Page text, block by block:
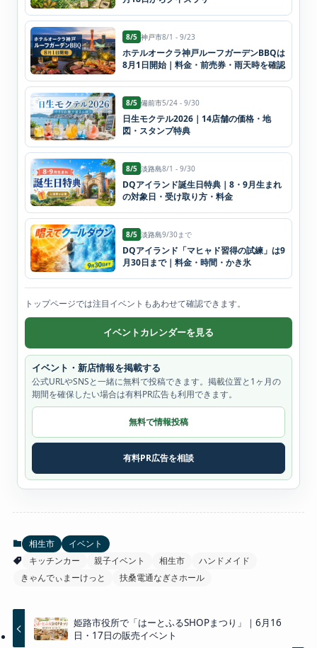
8/5 神戸市8/1 - 9/23
ホテルオークラ神戸ルーフガーデンBBQは
8月1日開始｜料金・前売券・雨天時を確認
8/5 備前市5/24 - 9/30
日生モクテル2026｜14店舗の価格・地
図・スタンプ特典
8/5 淡路島8/1 - 9/30
DQアイランド誕生日特典｜8・9月生まれ
の対象日・受け取り方・料金
8/5 淡路島9/30まで
DQアイランド「マヒャド習得の試練」は9
月30日まで｜料金・時間・かき氷
トップページでは注目イベントもあわせて確認できます。
イベントカレンダーを見る
イベント・新店情報を掲載する
公式URLやSNSと一緒に無料で投稿できます。掲載位置と1ヶ月の
期間を確保したい場合は有料PR広告も利用できます。
無料で情報投稿
有料PR広告を相談
相生市
イベント
キッチンカー
親子イベント 相生市
ハンドメイド
きゃんでぃまーけっと
扶桑電通なぎさホール
姫路市役所で「はーとふるSHOPまつり」｜6月16
日・17日の販売イベント